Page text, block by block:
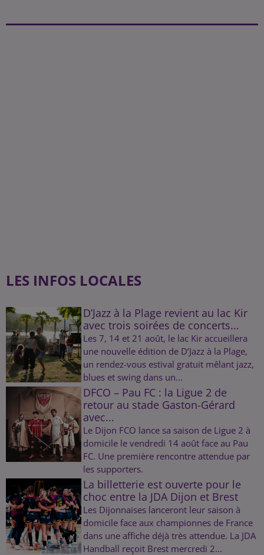
LES INFOS LOCALES
D’Jazz à la Plage revient au lac Kir
avec trois soirées de concerts...
Les 7, 14 et 21 août, le lac Kir accueillera
une nouvelle édition de D’Jazz à la Plage,
un rendez-vous estival gratuit mêlant jazz,
blues et swing dans un...
DFCO – Pau FC : la Ligue 2 de
retour au stade Gaston-Gérard
avec...
Le Dijon FCO lance sa saison de Ligue 2 à
domicile le vendredi 14 août face au Pau
FC. Une première rencontre attendue par
les supporters.
La billetterie est ouverte pour le
choc entre la JDA Dijon et Brest
Les Dijonnaises lanceront leur saison à
domicile face aux championnes de France
dans une affiche déjà très attendue. La JDA
Handball reçoit Brest mercredi 2...